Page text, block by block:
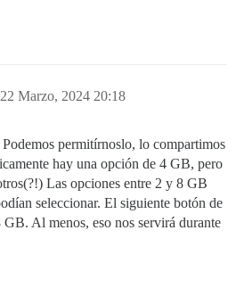
22 Marzo, 2024 20:18
permitírnoslo, lo compartimos
hay una opción de 4 GB, pero
Las opciones entre 2 y 8 GB
seleccionar. El siguiente botón de
Al menos, eso nos servirá durante